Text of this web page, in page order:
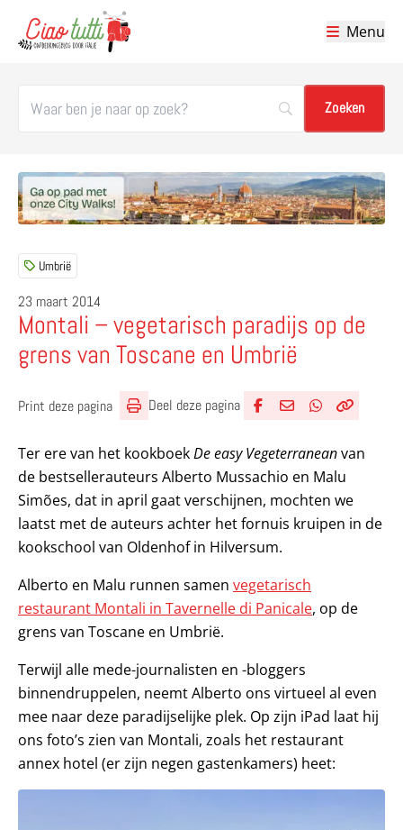
Menu
Umbrië
23 maart 2014
Montali – vegetarisch paradijs op de
grens van Toscane en Umbrië
Print deze pagina Deel deze pagina
Ter ere van het kookboekDe easy Vegeterraneanvan
de bestsellerauteurs Alberto Mussachio en Malu
Simões, dat in april gaat verschijnen, mochten we
laatst met de auteurs achter het fornuis kruipen in de
kookschool van Oldenhof in Hilversum.
Alberto en Malu runnen samen vegetarisch
restaurant Montali in Tavernelle di Panicale, op de
grens van Toscane en Umbrië.
Terwijl alle mede-journalisten en -bloggers
binnendruppelen, neemt Alberto ons virtueel al even
mee naar deze paradijselijke plek. Op zijn iPad laat hij
ons foto’s zien van Montali, zoals het restaurant
annex hotel (er zijn negen gastenkamers) heet: